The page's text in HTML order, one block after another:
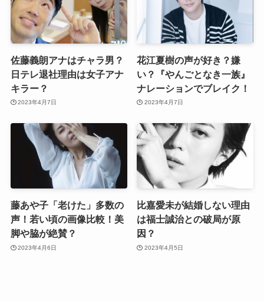
佐藤義朗アナはチャラ男？
日テレ退社理由は女子アナ
キラー？
2023年4月7日
花江夏樹の声が好き？嫌
い？『やんごとなき一族』
ナレーションでブレイク！
2023年4月7日
藤あや子「老けた」多数の
声！若い頃の画像比較！美
脚や脇が絶賛？
2023年4月6日
比嘉愛未が結婚しない理由
は福士誠治との破局が原
因？
2023年4月5日